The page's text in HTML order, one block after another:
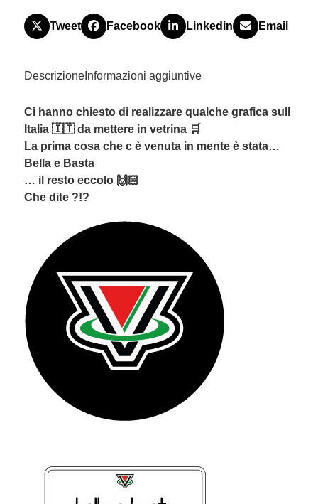
Tweet Facebook Linkedin Email
DescrizioneInformazioni aggiuntive
Ci hanno chiesto di realizzare qualche grafica sull
Italia 🇮🇹 da mettere in vetrina 🛒
La prima cosa che c è venuta in mente è stata…
Bella e Basta
… il resto eccolo 🙌🏻
Che dite ?!?